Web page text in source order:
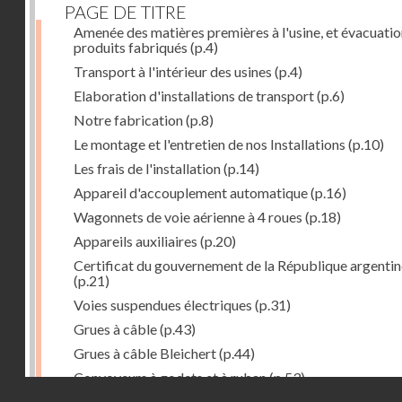
PAGE DE TITRE
Amenée des matières premières à l'usine, et
produits fabriqués (p.4)
Transport à l'intérieur des usines (p.4)
Elaboration d'installations de transport(p.6)
Notre fabrication(p.8)
Le montage et l'entretien de nos Installations (p.10)
Les frais de l'installation(p.14)
Appareil d'accouplement automatique(p.16)
Wagonnets de voie aérienne à 4 roues (p.18)
Appareils auxiliaires (p.20)
Certificat du gouvernement de la République
(p.21)
Voies suspendues électriques (p.31)
Grues à câble(p.43)
Grues à câble Bleichert(p.44)
Convoyeurs à godets et à ruban(p.53)